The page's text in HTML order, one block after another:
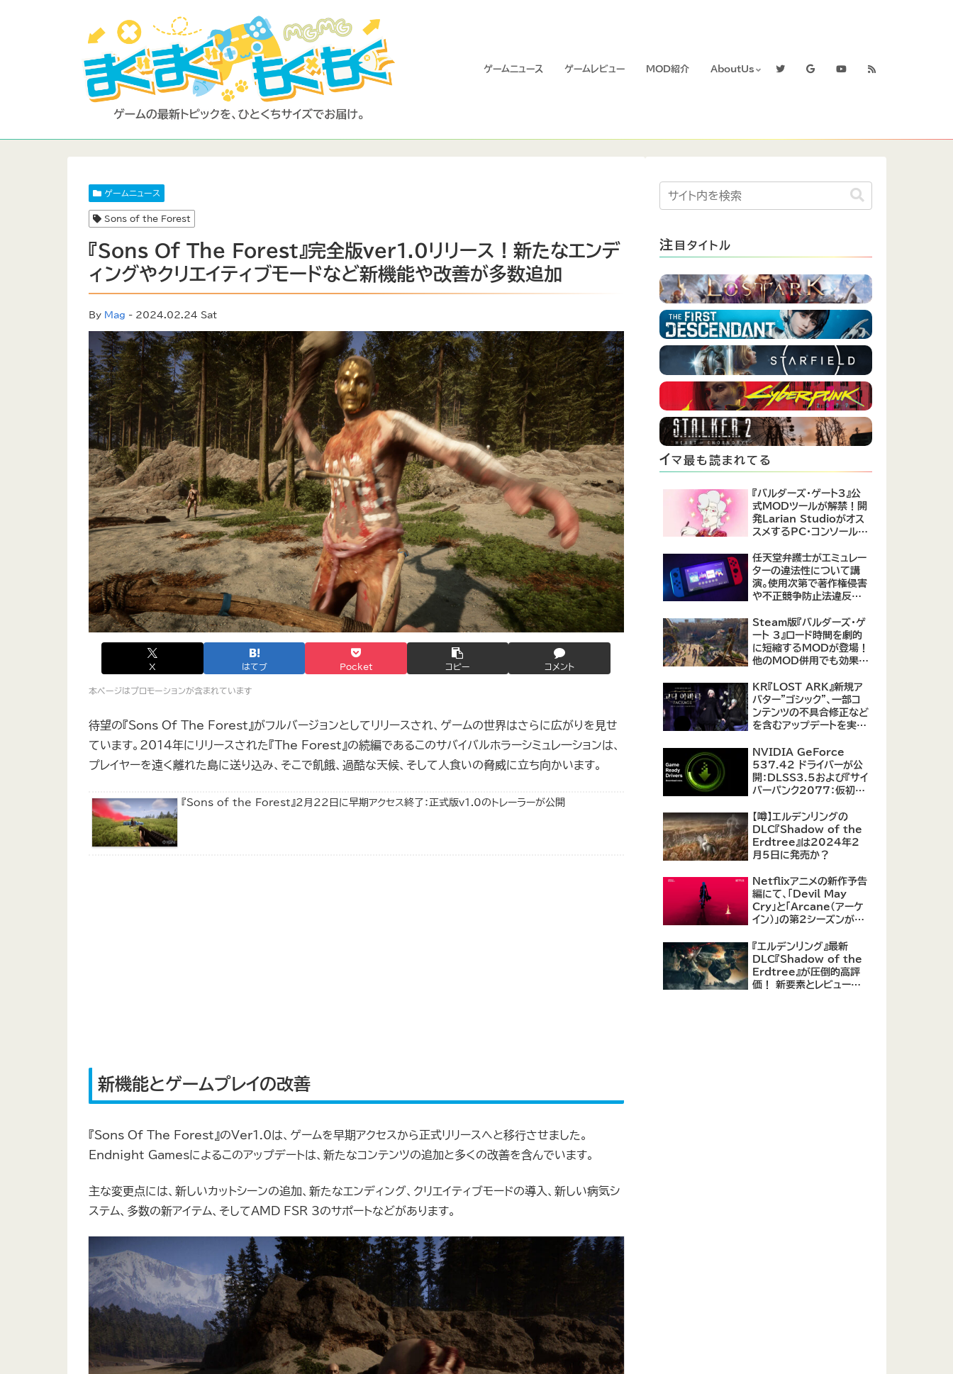
ゲームニュース ゲームレビュー MOD紹介 AboutUs
ゲームニュース
Sons of the Forest
『Sons Of The Forest』完全版ver1.0リリース！新たなエンデ
ィングやクリエイティブモードなど新機能や改善が多数追加
By Mag - 2024.02.24 Sat
X はてブ Pocket コピー コメント
本ページはプロモーションが含まれています
待望の『Sons Of The Forest』がフルバージョンとしてリリースされ、ゲームの世界はさらに広がりを見せ
ています。2014年にリリースされた『The Forest』の続編であるこのサバイバルホラーシミュレ一ションは、
プレイヤーを遠く離れた島に送り込み、そこで飢餓、過酷な天候、そして人食いの脅威に立ち向かいます。
『Sons of the Forest』2月22日に早期アクセス終了：正式版v1.0のトレーラーが公開
新機能とゲームプレイの改善
『Sons Of The Forest』のVer1.0は、ゲームを早期アクセスから正式リリースへと移行させました。
Endnight Gamesによるこのアップデートは、新たなコンテンツの追加と多くの改善を含んでいます。
主な変更点には、新しいカットシーンの追加、新たなエンディング、クリエイティブモードの導入、新しい病気シ
ステム、多数の新アイテム、そしてAMD FSR 3のサポートなどがあります。
注 目タイトル
イマ最も読まれてる
『バルダーズ・ゲート3』公
式MODツールが解禁！開
発Larian Studioがオス
スメするPC・コンソール向
任天堂弁護士がエミュレー
ターの違法性について講
演。使用次第で著作権侵害
や不正競争防止法違反に
Steam版『バルダーズ・ゲ
ート 3』ロード時間を劇的
に短縮するMODが登場！
他のMOD併用でも効果を
価
KR『LOST ARK』新規ア
バター"ゴシック"、一部コ
ンテンツの不具合修正など
を含むアップデートを実
NVIDIA GeForce
537.42 ドライバーが公
開：DLSS3.5および『サイ
バーパンク2077：仮初め
【噂】エルデンリングの
DLC『Shadow of the
Erdtree』は2024年2
月5日に発売か？
Netflixアニメの新作予告
編にて、「Devil May
Cry」と「Arcane（アーケ
イン）」の第2シーズンが紹
『エルデンリング』最新
DLC『Shadow of the
Erdtree』が圧倒的高評
価！ 新要素とレビューま